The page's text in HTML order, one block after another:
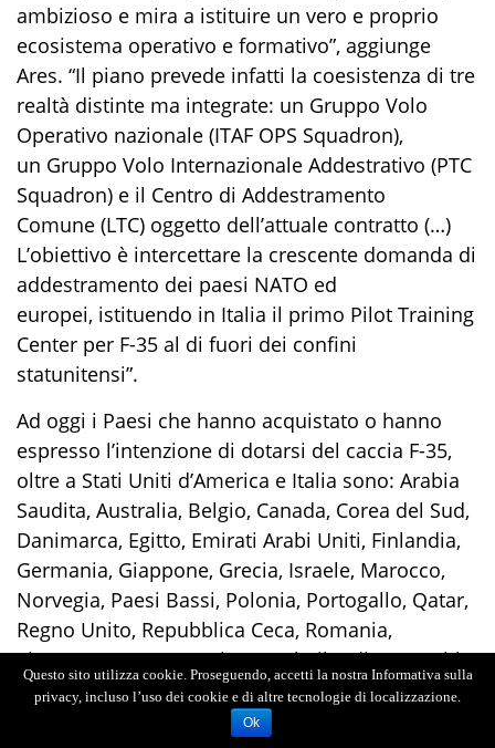
ambizioso e mira a istituire un vero e proprio
ecosistema operativo e formativo”, aggiunge
Ares. “Il piano prevede infatti la coesistenza di tre
realtà distinte ma integrate: un Gruppo Volo
Operativo nazionale (ITAF OPS Squadron),
un Gruppo Volo Internazionale Addestrativo (PTC
Squadron) e il Centro di Addestramento
Comune (LTC) oggetto dell’attuale contratto (…)
L’obiettivo è intercettare la crescente domanda di
addestramento dei paesi NATO ed
europei, istituendo in Italia il primo Pilot Training
Center per F-35 al di fuori dei confini
statunitensi”.
Ad oggi i Paesi che hanno acquistato o hanno
espresso l’intenzione di dotarsi del caccia F-35,
oltre a Stati Uniti d’America e Italia sono: Arabia
Saudita, Australia, Belgio, Canada, Corea del Sud,
Danimarca, Egitto, Emirati Arabi Uniti, Finlandia,
Germania, Giappone, Grecia, Israele, Marocco,
Norvegia, Paesi Bassi, Polonia, Portogallo, Qatar,
Regno Unito, Repubblica Ceca, Romania,
Singapore, Spagna, Svizzera, Thailandia e Turchia.
Sotto il profilo amministrativo, il Ministero della
Difesa ha affidato i lavori di realizzazione del
Questo sito utilizza cookie. Proseguendo, accetti la nostra Informativa sulla
privacy, incluso l’uso dei cookie e di altre tecnologie di localizzazione.
Ok